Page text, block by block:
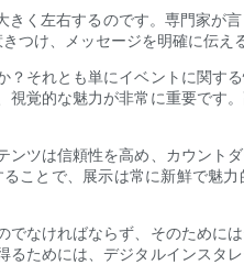
く左右するのです。専門家が
つけ、メッセージを明確に伝え
それとも単にイベントに関す
覚的な魅力が非常に重要です
ツは信頼性を高め、カウント
ことで、展示は常に新鮮で魅
なければならず、そのために
ためには、デジタルインスタ